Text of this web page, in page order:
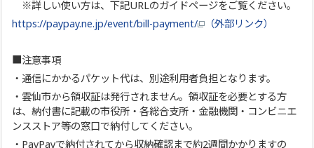
※詳しい使い方は、下記URLのガイドページをご覧ください。
https://paypay.ne.jp/event/bill-payment/
（外部リンク）
■注意事項
・通信にかかるパケット代は、別途利用者負担となります。
・雲仙市から領収証は発行されません。領収証を必要とする方
は、納付書に記載の市役所・各総合支所・金融機関・コンビニエ
ンスストア等の窓口で納付してください。
・PayPayで納付されてから収納確認まで約2週間かかりますの